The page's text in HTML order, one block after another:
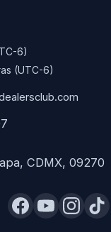
6)
(UTC-6)
CDMX, 09270